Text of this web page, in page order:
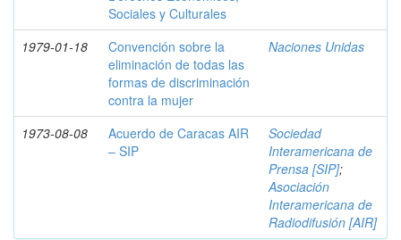
Sociales y Culturales
1979-01-18
Convención sobre la
eliminación de todas las
formas de discriminación
contra la mujer
Naciones Unidas
1973-08-08
Acuerdo de Caracas AIR
– SIP
Sociedad
Interamericana de
Prensa [SIP];
Asociación
Interamericana de
Radiodifusión [AIR]